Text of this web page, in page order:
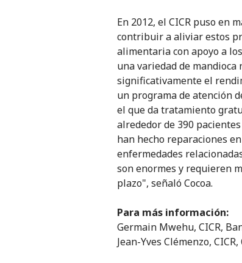
En 2012, el CICR puso en
contribuir a aliviar estos
alimentaria con apoyo a
una variedad de
significativamente el
un programa de atención
el que da tratamiento
alrededor de 390
han hecho reparaciones
enfermedades
son enormes y requieren
plazo", señaló Cocoa.
Para más información:
Germain Mwehu, CICR,
Jean-Yves Clémenzo,